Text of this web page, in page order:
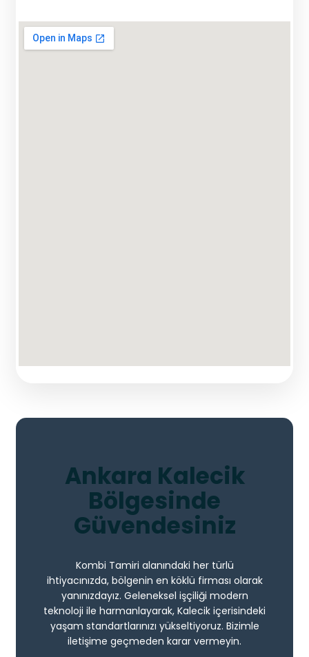
Ankara Kalecik
Bölgesinde
Güvendesiniz
Kombi Tamiri alanındaki her türlü
ihtiyacınızda, bölgenin en köklü firması olarak
yanınızdayız. Geleneksel işçiliği modern
teknoloji ile harmanlayarak, Kalecik içerisindeki
yaşam standartlarınızı yükseltiyoruz. Bizimle
iletişime geçmeden karar vermeyin.